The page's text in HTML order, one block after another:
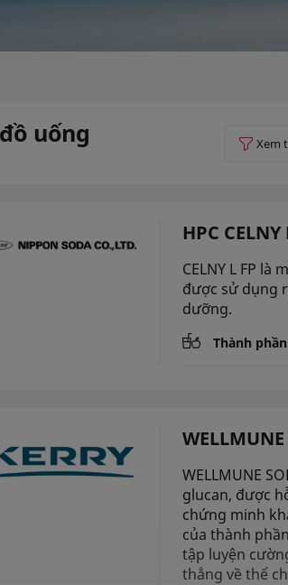
uống
HPC CELNY
CELNY L FP
được sử dụng
dưỡng.
Thành
WELLMUNE
WELLMUNE
glucan, được
chứng minh
của thành
tập luyện
thẳng về thể